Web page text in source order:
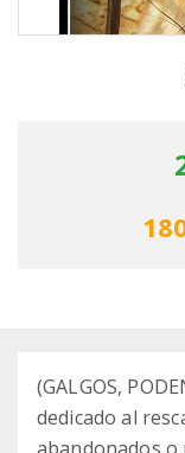
(GALGOS,
dedicado al